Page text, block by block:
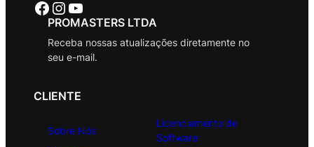
Facebook Instagram Youtube
PROMASTERS LTDA
Receba nossas atualizações diretamente no
seu e-mail.
CLIENTE
Sobre Nós
Licenciamento de
Software